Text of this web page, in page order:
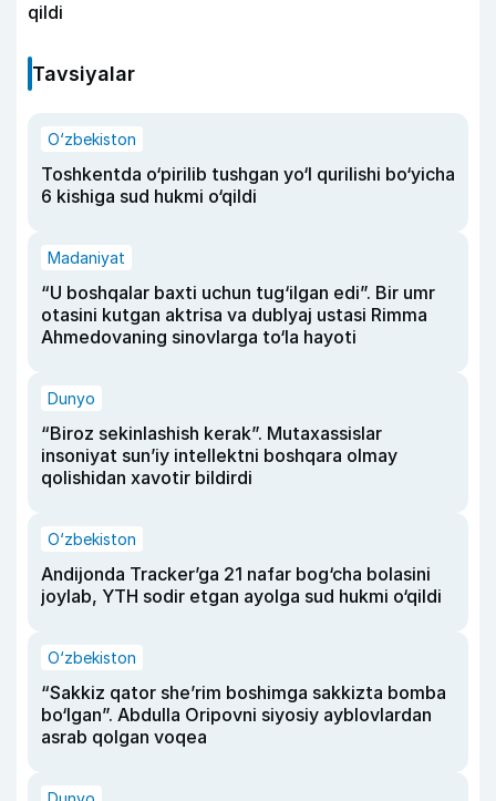
qildi
Tavsiyalar
O‘zbekiston
Toshkentda o‘pirilib tushgan yo‘l qurilishi bo‘yicha
6 kishiga sud hukmi o‘qildi
Madaniyat
“U boshqalar baxti uchun tug‘ilgan edi”. Bir umr
otasini kutgan aktrisa va dublyaj ustasi Rimma
Ahmedovaning sinovlarga to‘la hayoti
Dunyo
“Biroz sekinlashish kerak”. Mutaxassislar
insoniyat sun’iy intellektni boshqara olmay
qolishidan xavotir bildirdi
O‘zbekiston
Andijonda Tracker’ga 21 nafar bog‘cha bolasini
joylab, YTH sodir etgan ayolga sud hukmi o‘qildi
O‘zbekiston
“Sakkiz qator she’rim boshimga sakkizta bomba
bo‘lgan”. Abdulla Oripovni siyosiy ayblovlardan
asrab qolgan voqea